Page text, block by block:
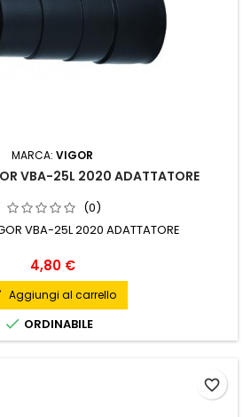
MARCA: VIGOR
VBA-25L 2020 ADATTATORE
(0)
VBA-25L 2020 ADATTATORE
Prezzo
4,80 €
Aggiungi al carrello
 ORDINABILE
favorite_border